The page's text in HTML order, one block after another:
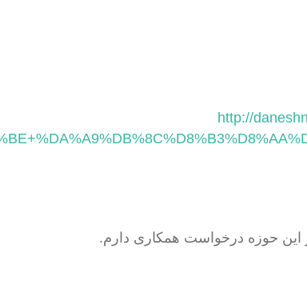
http://
این حوزه درخواست همکاری دارم.